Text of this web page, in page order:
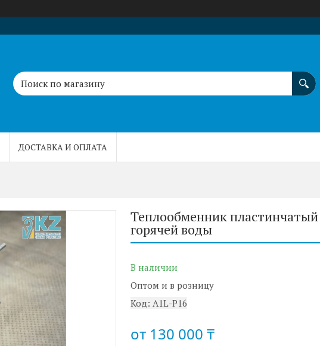
ДОСТАВКА И ОПЛАТА
Теплообменник
горячей воды
В наличии
Оптом и в розницу
Код: A1L-P16
от 130 000 ₸